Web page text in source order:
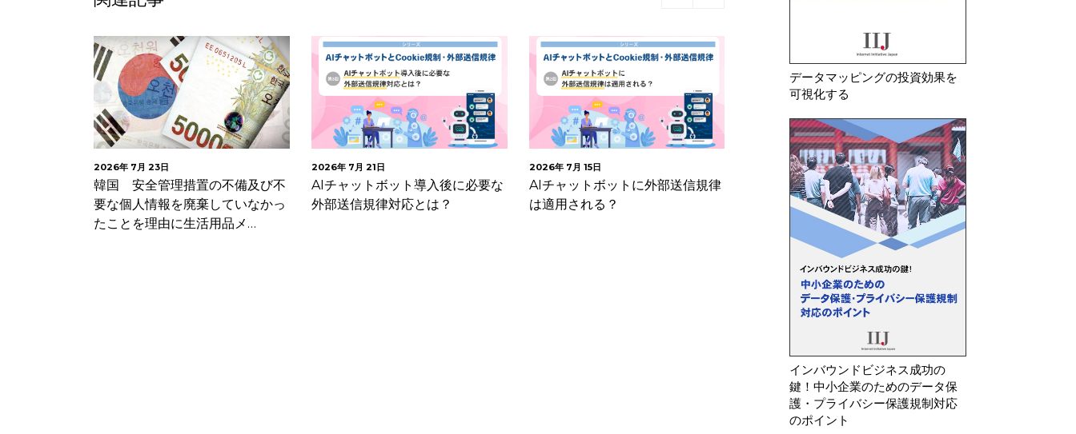
2026年 7月 23日
韓国 安全管理措置の不備及び不
要な個人情報を廃棄していなかっ
たことを理由に生活用品メ…
2026年 7月 21日
AIチャットボット導入後に必要な
外部送信規律対応とは？
2026年 7月 15日
AIチャットボットに外部送信規律
は適用される？
2026年 7月 10日
改正個人情報保護法が成立
2026年 8月 5日
シンガポール 生
人データの利用に
インを公表
データマッピングの投資効果を
可視化する
インバウンドビジネス成功の
鍵！中小企業のためのデータ保
護・プライバシー保護規制対応
のポイント